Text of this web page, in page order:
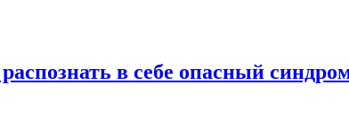
в себе опасный